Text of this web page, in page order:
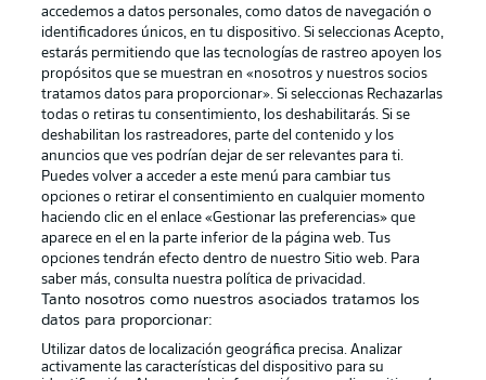
Publicidad Aviso legal
Gestionar las preferencias Declaracion de privacidad
Canales Trabajos
Jugadores Condiciones de uso
Sello Editorial Contacto
accedemos a datos personales, como datos de navegación o
identificadores únicos, en tu dispositivo. Si seleccionas Acepto,
estarás permitiendo que las tecnologías de rastreo apoyen los
propósitos que se muestran en «nosotros y nuestros socios
tratamos datos para proporcionar». Si seleccionas Rechazarlas
todas o retiras tu consentimiento, los deshabilitarás. Si se
deshabilitan los rastreadores, parte del contenido y los
anuncios que ves podrían dejar de ser relevantes para ti.
Puedes volver a acceder a este menú para cambiar tus
opciones o retirar el consentimiento en cualquier momento
haciendo clic en el enlace «Gestionar las preferencias» que
aparece en el en la parte inferior de la página web. Tus
opciones tendrán efecto dentro de nuestro Sitio web. Para
saber más, consulta nuestra política de privacidad.
Tanto nosotros como nuestros asociados tratamos los
datos para proporcionar:
Utilizar datos de localización geográfica precisa. Analizar
activamente las características del dispositivo para su